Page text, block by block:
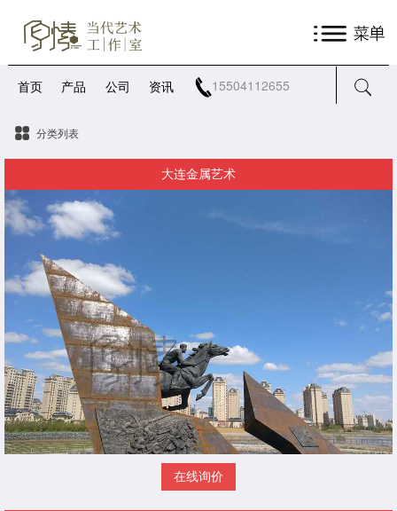
首页 产品 公司 资讯 15504112655
分类列表
大连金属艺术
在线询价